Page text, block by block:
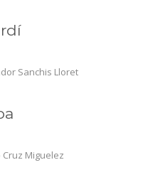
Sanchis Lloret
Cruz Miguelez